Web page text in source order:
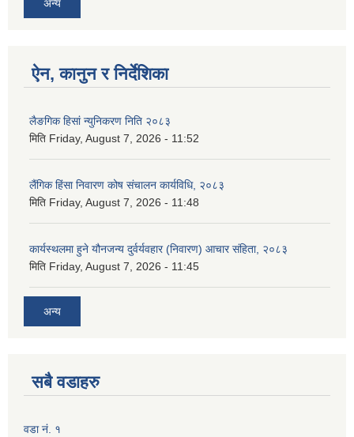
अन्य
ऐन, कानुन र निर्देशिका
लैङगिक हिसां न्युनिकरण निति २०८३
मिति Friday, August 7, 2026 - 11:52
लैंगिक हिंसा निवारण कोष संचालन कार्यविधि, २०८३
मिति Friday, August 7, 2026 - 11:48
कार्यस्थलमा हुने यौनजन्य दुर्वर्यवहार (निवारण) आचार संहिता, २०८३
मिति Friday, August 7, 2026 - 11:45
अन्य
सबै वडाहरु
वडा नं. १